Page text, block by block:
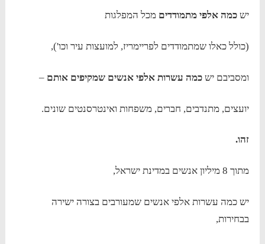
ישכמה אלפי מתמודדים מכל המפלגות
(כולל כאלו שמתמודדים לפריימריז, למועצות עיר וכו'),
ומסביבם ישכמה עשרות אלפי אנשים שמקיפים אותם –
יועצים, מתנדבים, חברים, משפחות ואינטרסנטים שונים.
זהו.
מתוך 8 מיליון אנשים במדינת ישראל,
יש כמה עשרות אלפי אנשים שמעורבים בצורה ישירה
בבחירות,